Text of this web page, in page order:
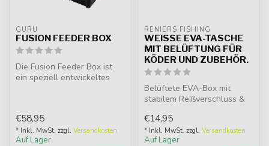
GURU
FUSION FEEDER BOX
Die Fusion Feeder Box ist
ein speziell entwickeltes
€58,95
* Inkl. MwSt. zzgl. Versandkosten
Auf Lager
RENIERS FISHING
WEISSE EVA-TASCHE M
IT BELÜFTUNG FÜR K
ÖDER UND ZUBEHÖR.
Belüftete EVA-Box mit
stabilem Reißverschluss &
& ...
€14,95
* Inkl. MwSt. zzgl. Versandkosten
Auf Lager